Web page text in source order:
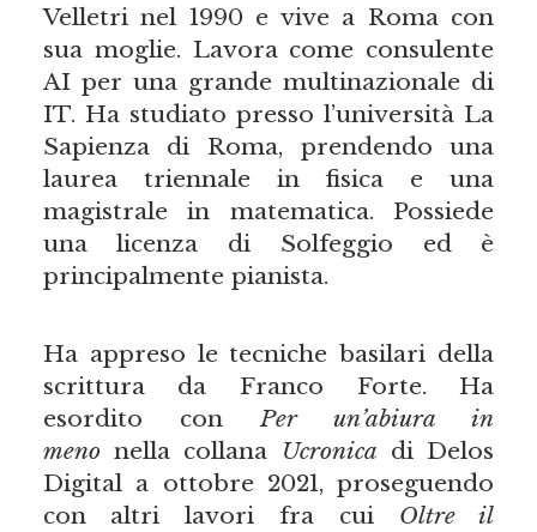
Velletri nel 1990 e vive a Roma con
sua moglie. Lavora come consulente
AI per una grande multinazionale di
IT. Ha studiato presso l’università La
Sapienza di Roma, prendendo una
laurea triennale in fisica e una
magistrale in matematica. Possiede
una licenza di Solfeggio ed è
principalmente pianista.
Ha appreso le tecniche basilari della
scrittura da Franco Forte. Ha
esordito conPer un’abiura in
menonella collana Ucronica di Delos
Digital a ottobre 2021, proseguendo
con altri lavori fra cui Oltre il